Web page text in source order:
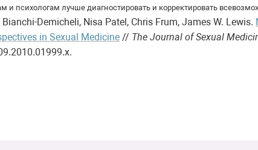
и психологам лучше диагностировать и корректировать
Demicheli, Nisa Patel, Chris Frum, James W. Lewis.
in Sexual Medicine // The Journal of Sexual